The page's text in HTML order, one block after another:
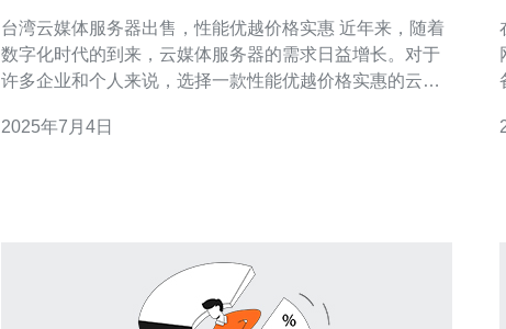
台湾云媒体服务器出售，性能优越价格实惠 近年来，随着
数字化时代的到来，云媒体服务器的需求日益增长。对于
许多企业和个人来说，选择一款性能优越价格实惠的云媒
在这方面表现出色，深受用户的青睐。 云媒体服务器是指
2025年7月4日